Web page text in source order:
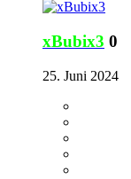
xBubix3 0
25. Juni 2024